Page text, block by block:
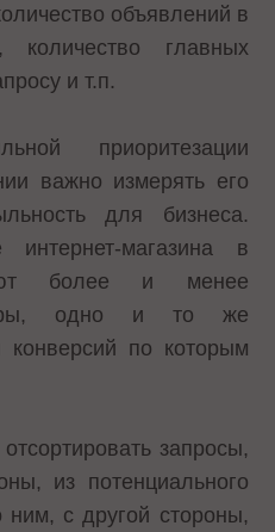
объявлений в
количество главных
и т.п.
приоритезации
важно измерять его
для бизнеса.
магазина в
более и менее
одно и то же
конверсий по которым
запросы,
из потенциального
с другой стороны,